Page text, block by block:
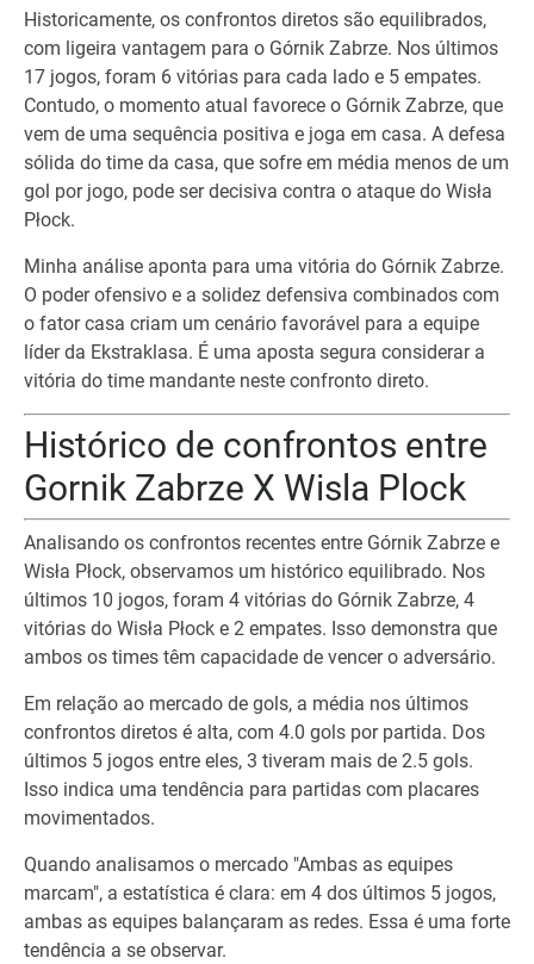
Historicamente, os confrontos diretos são equilibrados,
com ligeira vantagem para o Górnik Zabrze. Nos últimos
17 jogos, foram 6 vitórias para cada lado e 5 empates.
Contudo, o momento atual favorece o Górnik Zabrze, que
vem de uma sequência positiva e joga em casa. A defesa
sólida do time da casa, que sofre em média menos de um
gol por jogo, pode ser decisiva contra o ataque do Wisła
Płock.
Minha análise aponta para uma vitória do Górnik Zabrze.
O poder ofensivo e a solidez defensiva combinados com
o fator casa criam um cenário favorável para a equipe
líder da Ekstraklasa. É uma aposta segura considerar a
vitória do time mandante neste confronto direto.
Histórico de confrontos entre
Gornik Zabrze X Wisla Plock
Analisando os confrontos recentes entre Górnik Zabrze e
Wisła Płock, observamos um histórico equilibrado. Nos
últimos 10 jogos, foram 4 vitórias do Górnik Zabrze, 4
vitórias do Wisła Płock e 2 empates. Isso demonstra que
ambos os times têm capacidade de vencer o adversário.
Em relação ao mercado de gols, a média nos últimos
confrontos diretos é alta, com 4.0 gols por partida. Dos
últimos 5 jogos entre eles, 3 tiveram mais de 2.5 gols.
Isso indica uma tendência para partidas com placares
movimentados.
Quando analisamos o mercado "Ambas as equipes
marcam", a estatística é clara: em 4 dos últimos 5 jogos,
ambas as equipes balançaram as redes. Essa é uma forte
tendência a se observar.